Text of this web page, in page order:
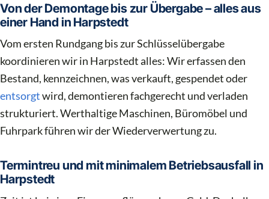
Von der Demontage bis zur Übergabe – alles aus
einer Hand in Harpstedt
Vom ersten Rundgang bis zur Schlüsselübergabe
koordinieren wir in Harpstedt alles: Wir erfassen den
Bestand, kennzeichnen, was verkauft, gespendet oder
entsorgtwird, demontieren fachgerecht und verladen
strukturiert. Werthaltige Maschinen, Büromöbel und
Fuhrpark führen wir der Wiederverwertung zu.
Termintreu und mit minimalem Betriebsausfall in
Harpstedt